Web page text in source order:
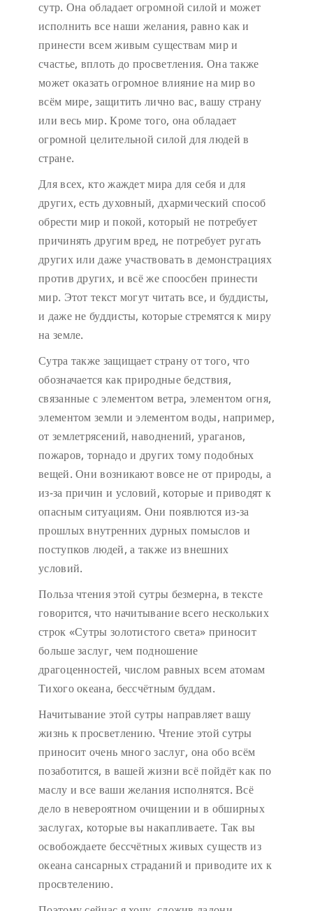
сутр. Она обладает огромной силой и может
исполнить все наши желания, равно как и
принести всем живым существам мир и
счастье, вплоть до просветления. Она также
может оказать огромное влияние на мир во
всём мире, защитить лично вас, вашу страну
или весь мир. Кроме того, она обладает
огромной целительной силой для людей в
стране.
Для всех, кто жаждет мира для себя и для
других, есть духовный, дхармический способ
обрести мир и покой, который не потребует
причинять другим вред, не потребует ругать
других или даже участвовать в демонстрациях
против других, и всё же споосбен принести
мир. Этот текст могут читать все, и буддисты,
и даже не буддисты, которые стремятся к миру
на земле.
Сутра также защищает страну от того, что
обозначается как природные бедствия,
связанные с элементом ветра, элементом огня,
элементом земли и элементом воды, например,
от землетрясений, наводнений, ураганов,
пожаров, торнадо и других тому подобных
вещей. Они возникают вовсе не от природы, а
из-за причин и условий, которые и приводят к
опасным ситуациям. Они появлются из-за
прошлых внутренних дурных помыслов и
поступков людей, а также из внешних
условий.
Польза чтения этой сутры безмерна, в тексте
говорится, что начитывание всего нескольких
строк «Сутры золотистого света» приносит
больше заслуг, чем подношение
драгоценностей, числом равных всем атомам
Тихого океана, бессчётным буддам.
Начитывание этой сутры направляет вашу
жизнь к просветлению. Чтение этой сутры
приносит очень много заслуг, она обо всём
позаботится, в вашей жизни всё пойдёт как по
маслу и все ваши желания исполнятся. Всё
дело в невероятном очищении и в обширных
заслугах, которые вы накапливаете. Так вы
освобождаете бессчётных живых существ из
океана сансарных страданий и приводите их к
просвтелению.